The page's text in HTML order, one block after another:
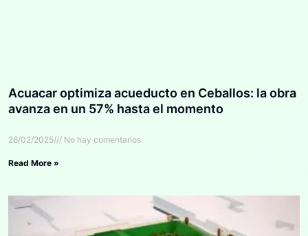
Acuacar optimiza acueducto en Ceballos: la obra
avanza en un 57% hasta el momento
26/02/2025 No hay comentarios
Read More »